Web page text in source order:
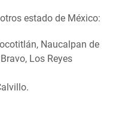
estado de México:
Naucalpan de
Los Reyes